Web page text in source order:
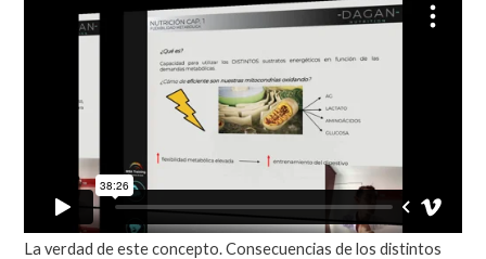
La verdad de este concepto. Consecuencias de los distintos